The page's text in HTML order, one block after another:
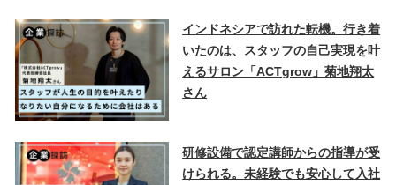
インドネシアで訪れた転機。行き着
いたのは、スタッフの自己実現を叶
えるサロン「ACTgrow」菊地翔太
さん
研修設備で認定講師からの指導が受
けられる。未経験でも安心して入社